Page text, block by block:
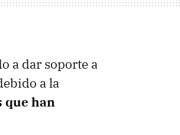
a dar soporte a
a la
que han